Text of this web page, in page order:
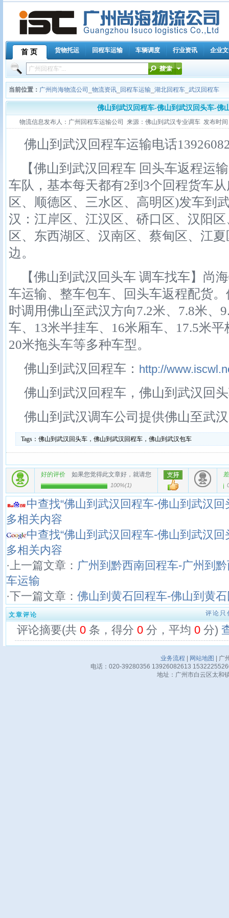
首 页 货物托运 回程车运输 车辆调度 行业资讯 企业
当前位置： 广州尚海物流公司 物流资讯 回程车运输 湖北回程车 武汉回程车
佛山到武汉回程车-佛山到武汉回头车-佛
物流信息发布人：广州回程车运输公司 来源：佛山到武汉专业调车 发布时
佛山到武汉回程车运输电话
【佛山到武汉回程车 回头车返程运
车队，基本每天都有2到3个回程货车
区、顺德区、三水区、高明区)发车到
汉：江岸区、江汉区、硚口区、汉阳
区、东西湖区、汉南区、蔡甸区、江
边。
【佛山到武汉回头车 调车找车】尚
车运输、整车包车、回头车返程配货
时调用佛山至武汉方向7.2米、7.8米、
车、13米半挂车、16米厢车、17.5米
20米拖头车等多种车型。
佛山到武汉回程车： http://
佛山到武汉回程车，佛山到武汉回
佛山到武汉调车公司提供佛山至武
Tags： 佛山到武汉回头车，佛山到武汉回程车，佛山到武汉包车
好的评价 如果您觉得此文章好，就请您
100%(1)
中查找“佛山到武汉回程车-佛山到武汉
多相关内容
中查找“佛山到武汉回程车-佛山到武汉
多相关内容
·上一篇文章： 广州到黔西南回程车-广州到
车运输
·下一篇文章： 佛山到黄石回程车-佛山到黄
文章评论 评论只
评论摘要(共 0 条，得分 0 分，平均 0 分)
业务流程 网站地图
| 广
电话：020-39280356 13926082613
地址：广州市白云区太和